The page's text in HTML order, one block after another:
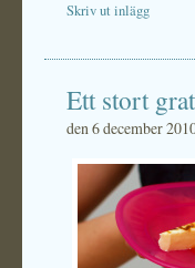
Skriv ut inlägg
Ett stort
den 6 december